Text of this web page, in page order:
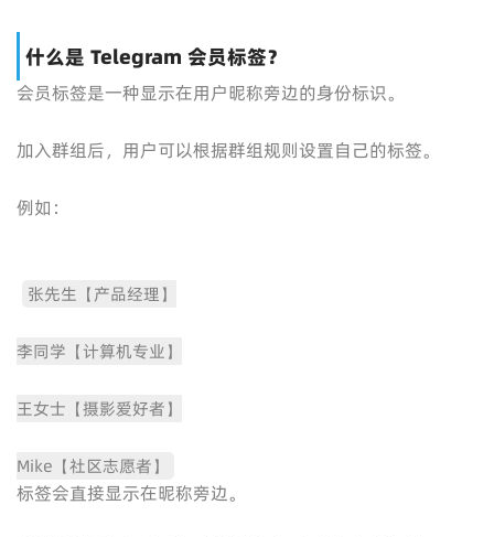
什么是 Telegram 会员标签？
会员标签是一种显示在用户昵称旁边的身份标识。
加入群组后，用户可以根据群组规则设置自己的标签。
例如：
张先生【产品经理】
李同学【计算机专业】
王女士【摄影爱好者】
Mike【社区志愿者】
标签会直接显示在昵称旁边。